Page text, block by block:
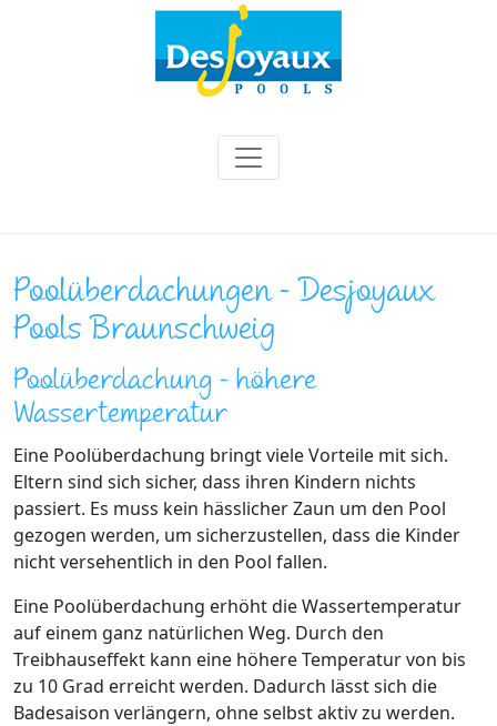
Poolüberdachungen - Desjoyaux
Pools Braunschweig
Poolüberdachung - höhere
Wassertemperatur
Eine Poolüberdachung bringt viele Vorteile mit sich.
Eltern sind sich sicher, dass ihren Kindern nichts
passiert. Es muss kein hässlicher Zaun um den Pool
gezogen werden, um sicherzustellen, dass die Kinder
nicht versehentlich in den Pool fallen.
Eine Poolüberdachung erhöht die Wassertemperatur
auf einem ganz natürlichen Weg. Durch den
Treibhauseffekt kann eine höhere Temperatur von bis
zu 10 Grad erreicht werden. Dadurch lässt sich die
Badesaison verlängern, ohne selbst aktiv zu werden.